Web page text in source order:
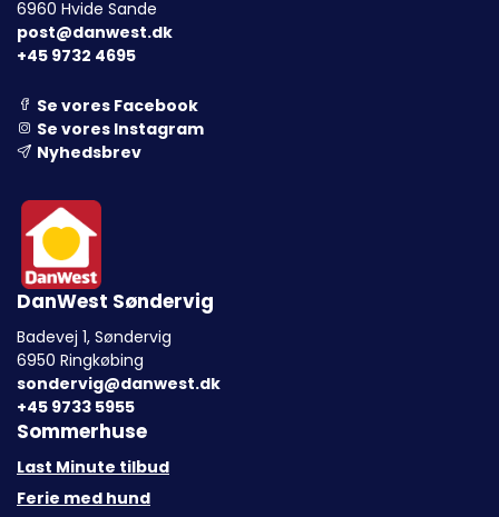
6960 Hvide Sande
post@danwest.dk
+45 9732 4695
Se vores Facebook
Se vores Instagram
Nyhedsbrev
DanWest Søndervig
Badevej 1, Søndervig
6950 Ringkøbing
sondervig@danwest.dk
+45 9733 5955
Sommerhuse
Last Minute tilbud
Ferie med hund